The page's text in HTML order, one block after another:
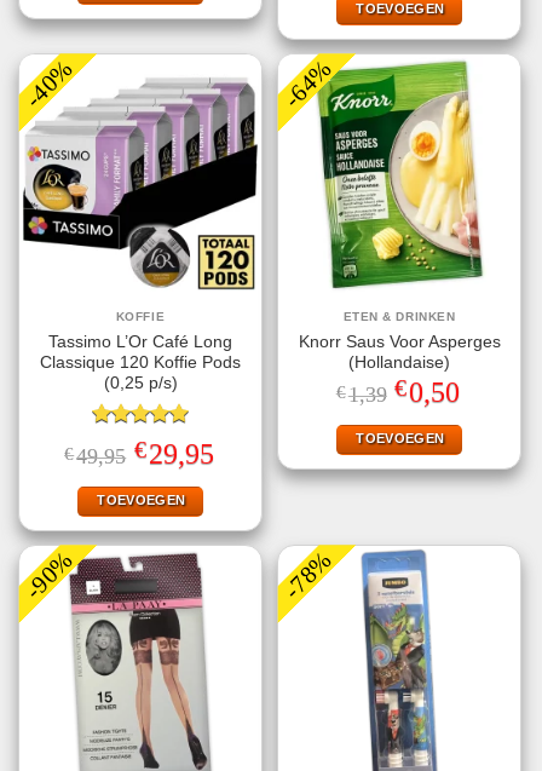
€9,29.
€5,49.
TOEVOEGEN
-40%
KOFFIE
Tassimo L’Or Café Long
Classique 120 Koffie Pods
(0,25 p/s)
Gewaardeerd
5.00uit 5
€49,95 Oorspronkelijke
prijs
was:
€49,95.
€29,95prijs
TOEVOEGEN
-64%
ETEN & DRINKEN
Knorr Saus Voor Asperges
(Hollandaise)
€1,39 Oorspronkelijke
prijs
was:
€1,39.
€0,50
is:
€0,50.
TOEVOEGEN
-90% -78%